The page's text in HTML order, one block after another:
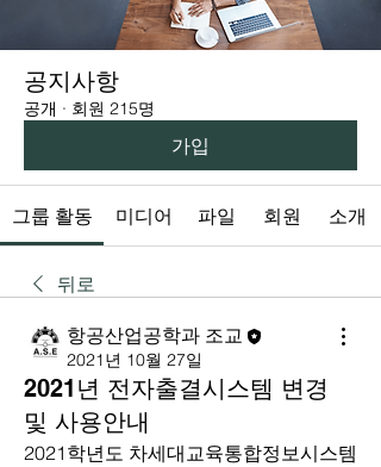
공지사항
공개 · 회원 215명
가입
그룹 활동 미디어 파일 회원 소개
뒤로
항공산업공학과 조교
2021년 10월 27일
2021년 전자출결시스템 변경
및 사용안내
2021학년도 차세대교육통합정보시스템